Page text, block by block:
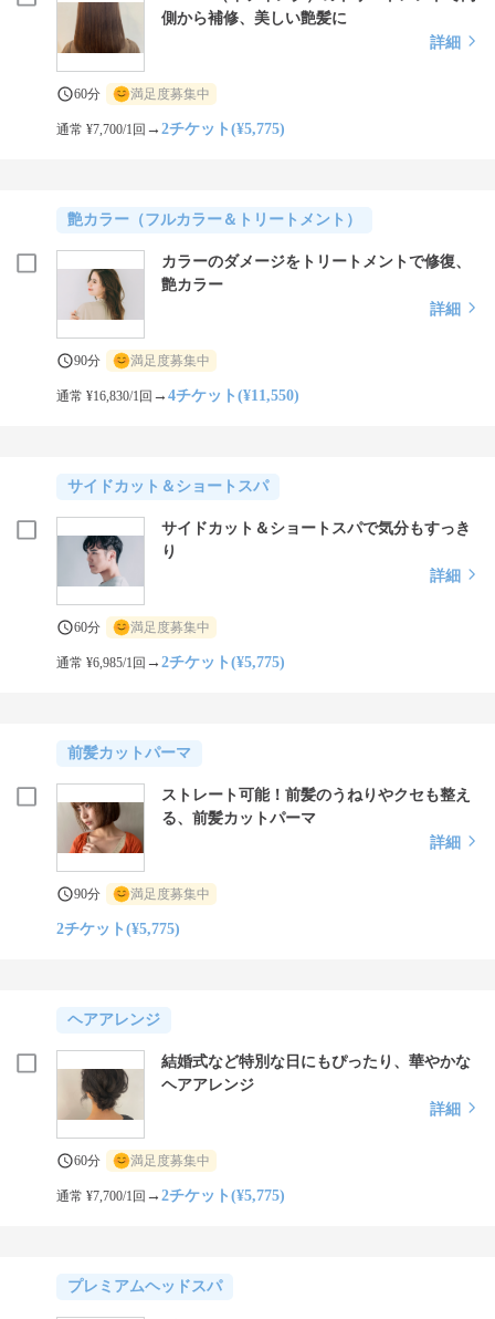
側から補修、美しい艶髪に
詳細
60分 満足度募集中
通常 ¥7,700/1回 →2チケット(¥5,775)
艶カラー（フルカラー＆トリートメント）
カラーのダメージをトリートメントで修復、
艶カラー
詳細
90分 満足度募集中
通常 ¥16,830/1回 →4チケット(¥11,550)
サイドカット＆ショートスパ
サイドカット＆ショートスパで気分もすっき
り
詳細
60分 満足度募集中
通常 ¥6,985/1回 →2チケット(¥5,775)
前髪カットパーマ
ストレート可能！前髪のうねりやクセも整え
る、前髪カットパーマ
詳細
90分 満足度募集中
2チケット(¥5,775)
ヘアアレンジ
結婚式など特別な日にもぴったり、華やかな
ヘアアレンジ
詳細
60分 満足度募集中
通常 ¥7,700/1回 →2チケット(¥5,775)
プレミアムヘッドスパ